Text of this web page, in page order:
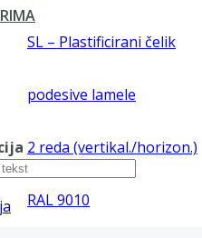
SL – Plastificirani čelik
podesive lamele
2 reda (vertikal./horizon.)
RAL 9010